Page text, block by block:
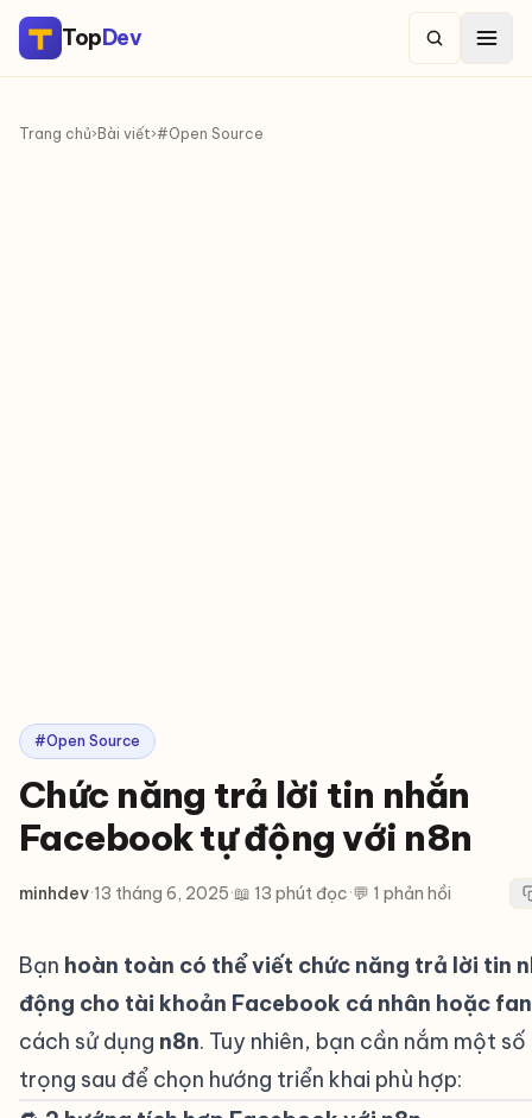
TopDev
Trang chủ› Bài viết›#Open Source
#Open Source
Chức năng trả lời tin nhắn
Facebook tự động với n8n
minhdev·13 tháng 6, 2025·📖 13 phút đọc·💬 1 phản hồi
Bạn hoàn toàn có thể viết chức năng trả lời tin
động cho tài khoản Facebook cá nhân hoặc
cách sử dụng n8n. Tuy nhiên, bạn cần nắm một
trọng sau để chọn hướng triển khai phù hợp: